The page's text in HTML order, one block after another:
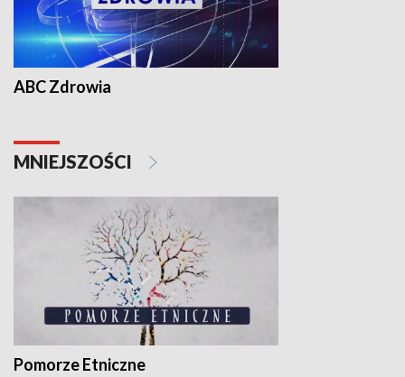
ABC Zdrowia
MNIEJSZOŚCI
Pomorze Etniczne